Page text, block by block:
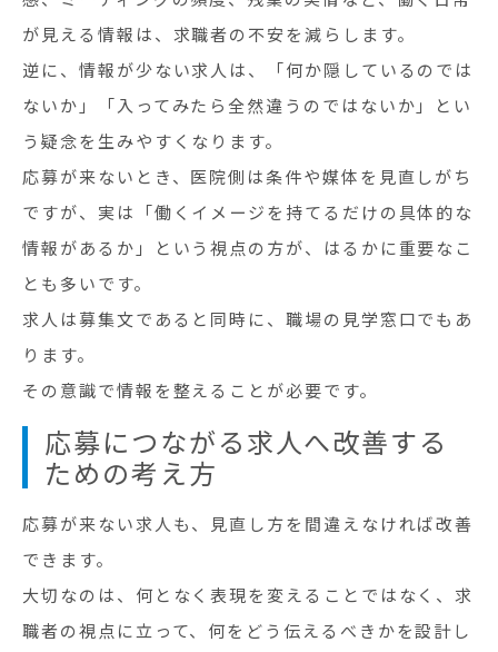
が見える情報は、求職者の不安を減らします。
逆に、情報が少ない求人は、「何か隠しているのでは
ないか」「入ってみたら全然違うのではないか」とい
う疑念を生みやすくなります。
応募が来ないとき、医院側は条件や媒体を見直しがち
ですが、実は「働くイメージを持てるだけの具体的な
情報があるか」という視点の方が、はるかに重要なこ
とも多いです。
求人は募集文であると同時に、職場の見学窓口でもあ
ります。
その意識で情報を整えることが必要です。
応募につながる求人へ改善する
ための考え方
応募が来ない求人も、見直し方を間違えなければ改善
できます。
大切なのは、何となく表現を変えることではなく、求
職者の視点に立って、何をどう伝えるべきかを設計し